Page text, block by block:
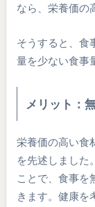
なら、栄養価の
そうすると、食
量を少ない食事
メリット：
栄養価の高い食
を先述しました
ことで、食事を
きます。健康を